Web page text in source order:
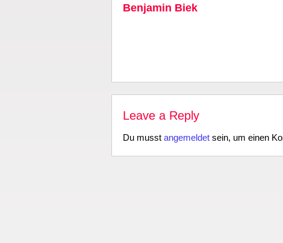
Benjamin Biek
Leave a Reply
Du musst angemeldetsein, um einen